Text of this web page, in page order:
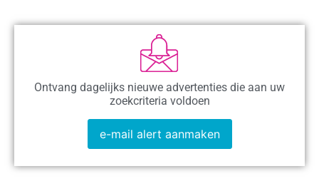
Ontvang dagelijks nieuwe advertenties die aan uw
zoekcriteria voldoen
e-mail alert aanmaken